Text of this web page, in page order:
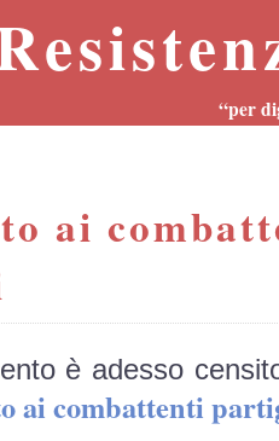
“per
ai
è adesso
ai combattenti